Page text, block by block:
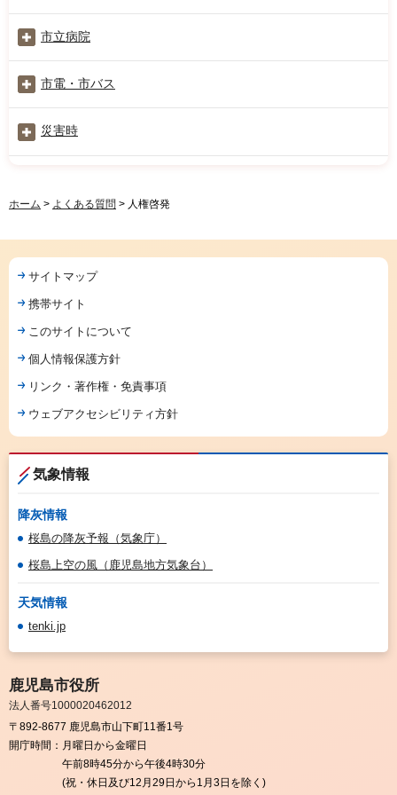
市立病院
市電・市バス
災害時
ホーム > よくある質問 > 人権啓発
サイトマップ
携帯サイト
このサイトについて
個人情報保護方針
リンク・著作権・免責事項
ウェブアクセシビリティ方針
気象情報
降灰情報
桜島の降灰予報（気象庁）
桜島上空の風（鹿児島地方気象台）
天気情報
tenki.jp
鹿児島市役所
法人番号1000020462012
〒892-8677 鹿児島市山下町11番1号
開庁時間： 月曜日から金曜日
午前8時45分から午後4時30分
(祝・休日及び12月29日から1月3日を除く)